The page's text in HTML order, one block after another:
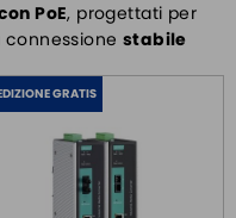
PoE, progettati per
stabile
GRATIS